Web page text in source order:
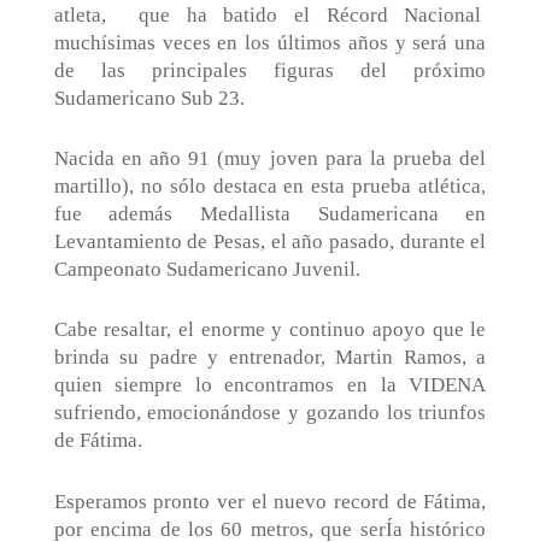
atleta,
que ha batido el Récord Nacional
muchísimas veces en los últimos años y será una
de las principales figuras del próximo
Sudamericano Sub 23.
Nacida en año 91 (muy joven para la prueba del
martillo), no sólo destaca en esta prueba atlética,
fue además Medallista Sudamericana en
Levantamiento de Pesas, el año pasado, durante el
Campeonato Sudamericano Juvenil.
Cabe resaltar, el enorme y continuo apoyo que le
brinda su padre y entrenador, Martin Ramos, a
quien siempre lo encontramos en la VIDENA
sufriendo, emocionándose y gozando los triunfos
de Fátima.
Esperamos pronto ver el nuevo record de Fátima,
por encima de los 60 metros, que serÍa histórico